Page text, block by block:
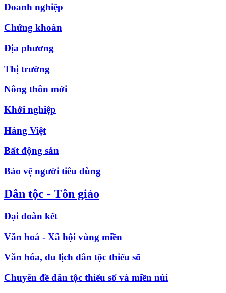
Doanh nghiệp
Chứng khoán
Địa phương
Thị trường
Nông thôn mới
Khởi nghiệp
Hàng Việt
Bất động sản
Bảo vệ người tiêu dùng
Dân tộc - Tôn giáo
Đại đoàn kết
Văn hoá - Xã hội vùng miền
Văn hóa, du lịch dân tộc thiểu số
Chuyên đề dân tộc thiểu số và miền núi